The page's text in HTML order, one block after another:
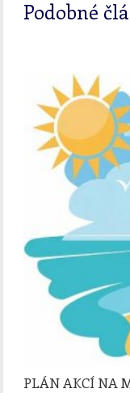
Podobné
PLÁN AKCÍ NA